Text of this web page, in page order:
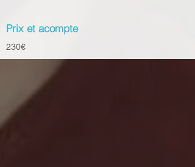
Prix et acompte
230€